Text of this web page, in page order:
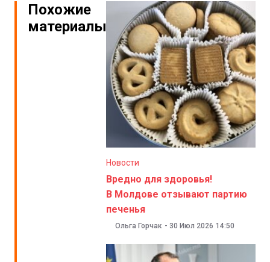
Похожие
материалы
Новости
Вредно для здоровья!
В Молдове отзывают партию
печенья
Ольга Горчак - 30 Июл 2026 14:50